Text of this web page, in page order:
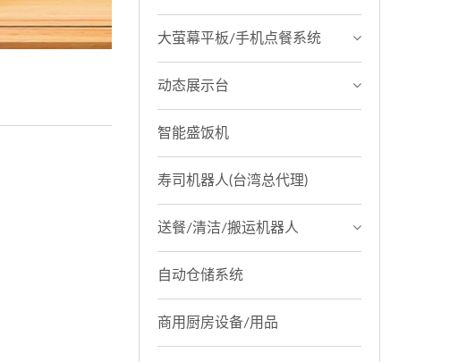
大萤幕平板/手机点餐系统
动态展示台
智能盛饭机
寿司机器人(台湾总代理)
送餐/清洁/搬运机器人
自动仓储系统
商用厨房设备/用品